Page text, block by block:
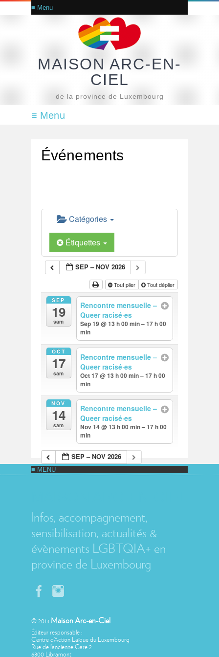
MAISON ARC-EN-
CIEL
de la province de Luxembourg
Événements
Catégories
Étiquettes
SEP – NOV 2026
Tout plier Tout déplier
SEP
19
sam
Rencontre mensuelle –
Queer racisé·es
Sep 19 @ 13 h 00 min – 17 h 00
min
OCT
17
sam
Rencontre mensuelle –
Queer racisé·es
Oct 17 @ 13 h 00 min – 17 h 00
min
NOV
14
sam
Rencontre mensuelle –
Queer racisé·es
Nov 14 @ 13 h 00 min – 17 h 00
min
SEP – NOV 2026
Infos, accompagnement,
sensibilisation, actualités &
évènements LGBTQIA+ en
province de Luxembourg
© 2014 Maison Arc-en-Ciel
Éditeur responsable :
Centre d’Action Laïque du Luxembourg
Rue de l’ancienne Gare 2
6800 Libramont